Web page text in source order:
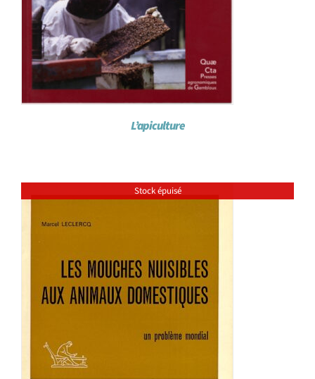
L’apiculture
Stock épuisé